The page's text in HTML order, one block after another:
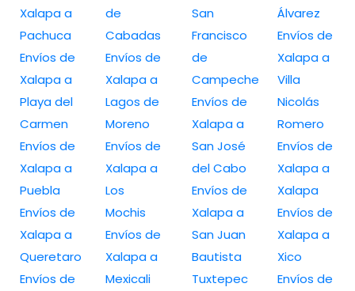
Xalapa a
Pachuca
Envíos de
Xalapa a
Playa del
Carmen
Envíos de
Xalapa a
Puebla
Envíos de
Xalapa a
Queretaro
Envíos de
de
Cabadas
Envíos de
Xalapa a
Lagos de
Moreno
Envíos de
Xalapa a
Los
Mochis
Envíos de
Xalapa a
Mexicali
San
Francisco
de
Campeche
Envíos de
Xalapa a
San José
del Cabo
Envíos de
Xalapa a
San Juan
Bautista
Tuxtepec
Álvarez
Envíos de
Xalapa a
Villa
Nicolás
Romero
Envíos de
Xalapa a
Xalapa
Envíos de
Xalapa a
Xico
Envíos de